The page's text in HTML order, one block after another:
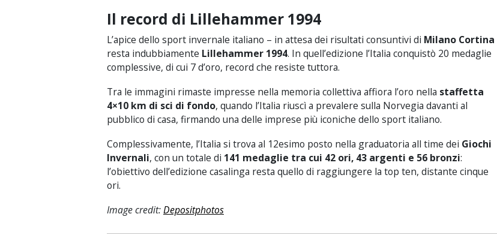
Il record di Lillehammer 1994
L’apice dello sport invernale italiano – in attesa dei risultati consuntivi di Milano Cortina
resta indubbiamente Lillehammer 1994. In quell’edizione l’Italia conquistò 20 medaglie
complessive, di cui 7 d’oro, record che resiste tuttora.
Tra le immagini rimaste impresse nella memoria collettiva affiora l’oro nella staffetta
4×10 km di sci di fondo, quando l’Italia riuscì a prevalere sulla Norvegia davanti al
pubblico di casa, firmando una delle imprese più iconiche dello sport italiano.
Complessivamente, l’Italia si trova al 12esimo posto nella graduatoria all time dei Giochi
Invernali, con un totale di 141 medaglie tra cui 42 ori, 43 argenti e 56 bronzi:
l’obiettivo dell’edizione casalinga resta quello di raggiungere la top ten, distante cinque
ori.
Image credit:Depositphotos